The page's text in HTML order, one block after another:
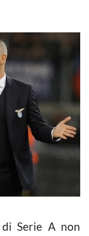
Serie A non